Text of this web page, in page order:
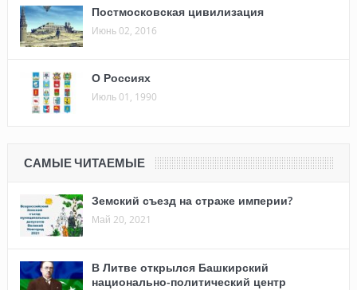
Постмосковская цивилизация
Июнь 02, 2016
О Россиях
Июль 01, 1990
САМЫЕ ЧИТАЕМЫЕ
Земский съезд на страже империи?
Май 20, 2021
В Литве открылся Башкирский
национально-политический центр